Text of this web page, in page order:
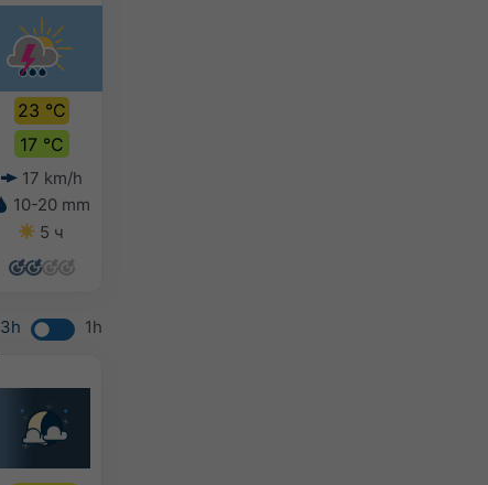
23 °C
17 °C
17 km/h
10-20 mm
5 ч
3h 1h